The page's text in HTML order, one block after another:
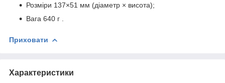
Розміри 137×51 мм (діаметр × висота);
Вага 640 г .
Приховати
Характеристики